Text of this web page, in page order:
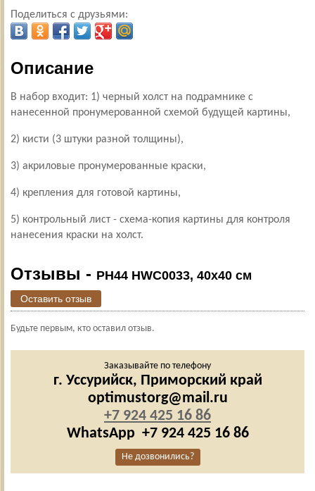
Поделиться с друзьями:
Описание
В набор входит: 1) черный холст на подрамнике с
нанесенной пронумерованной схемой будущей картины,
2) кисти (3 штуки разной толщины),
3) акриловые пронумерованные краски,
4) крепления для готовой картины,
5) контрольный лист - схема-копия картины для контроля
нанесения краски на холст.
Отзывы - PH44 HWC0033, 40х40 см
Оставить отзыв
Будьте первым, кто оставил отзыв.
Заказывайте по телефону
г. Уссурийск, Приморский край
optimustorg@mail.ru
+7 924 425 16 86
WhatsApp +7 924 425 16 86
Не дозвонились?